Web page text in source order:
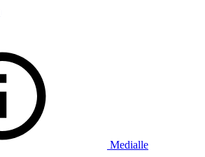
Medialle